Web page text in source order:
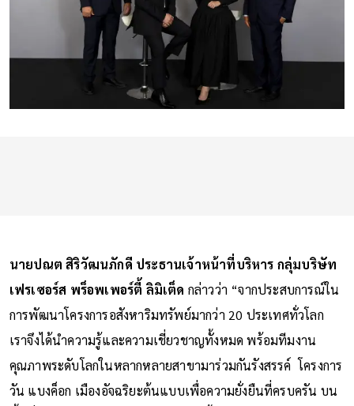
นายปณต สิริวัฒนภักดี ประธานเจ้าหน้าที่บริหาร กลุ่มบริษัท
เฟรเซอร์ส พร็อพเพอร์ตี้ ลิมิเต็ด กล่าวว่า “จากประสบการณ์ใน
การพัฒนาโครงการอสังหาริมทรัพย์มากว่า 20 ประเทศทั่วโลก
เราจึงได้นำความรู้และความเชี่ยวชาญทั้งหมด พร้อมทีมงาน
คุณภาพระดับโลกในหลากหลายสาขามาร่วมกันรังสรรค์ โครงการ
วัน แบงค็อก เมืองอัจฉริยะต้นแบบเพื่อความยั่งยืนที่ครบครัน บน